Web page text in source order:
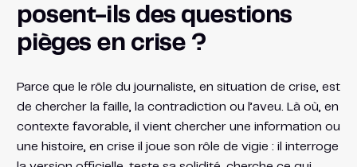
posent-ils des questions
pièges en crise ?
Parce que le rôle du journaliste, en situation de crise, est
de chercher la faille, la contradiction ou l’aveu. Là où, en
contexte favorable, il vient chercher une information ou
une histoire, en crise il joue son rôle de vigie : il interroge